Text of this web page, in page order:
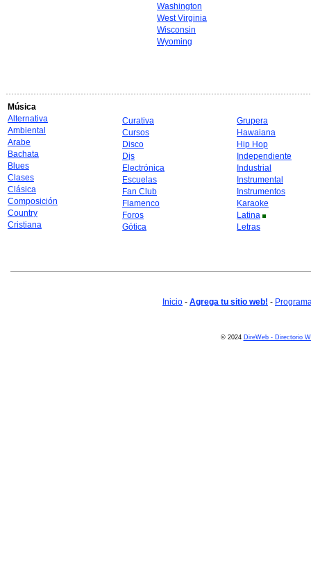
Washington
West Virginia
Wisconsin
Wyoming
Música
Alternativa
Ambiental
Arabe
Bachata
Blues
Clases
Clásica
Composición
Country
Cristiana
Curativa
Cursos
Disco
Djs
Electrónica
Escuelas
Fan Club
Flamenco
Foros
Gótica
Grupera
Hawaiana
Hip Hop
Independiente
Industrial
Instrumental
Instrumentos
Karaoke
Latina
Letras
Inicio - Agrega tu sitio web! -
© 2024 DireWeb - Directorio